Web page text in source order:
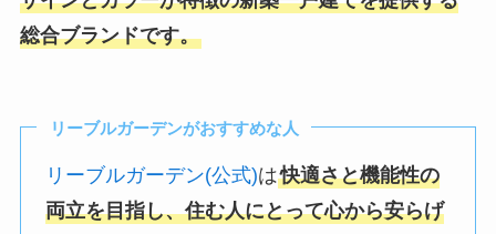
総合ブランドです。
リーブルガーデンがおすすめな人
リーブルガーデン(公式)は快適さと機能性の
両立を目指し、住む人にとって心から安らげ